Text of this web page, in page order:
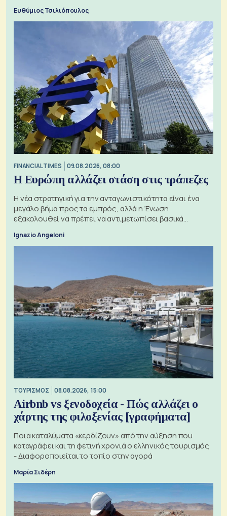
Ευθύμιος Τσιλιόπουλος
FINANCIAL TIMES 09.08.2026, 08:00
Η Ευρώπη αλλάζει στάση στις τράπεζες
Η νέα στρατηγική για την ανταγωνιστικότητα είναι ένα
μεγάλο βήμα προς τα εμπρός, αλλά η Ένωση
εξακολουθεί να πρέπει να αντιμετωπίσει βασικά
Ignazio Angeloni
ΤΟΥΡΙΣΜΟΣ 08.08.2026, 15:00
Airbnb vs ξενοδοχεία - Πώς αλλάζει ο
χάρτης της φιλοξενίας [γραφήματα]
Ποια καταλύματα «κερδίζουν» από την αύξηση που
καταγράφει και τη φετινή χρονιά ο ελληνικός τουρισμός
- Διαφοροποιείται το τοπίο στην αγορά
Μαρία Σιδέρη